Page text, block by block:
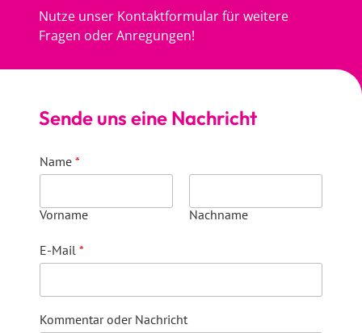
Nutze unser Kontaktformular für weitere
Fragen oder Anregungen!
Sende uns eine Nachricht
Name *
Vorname Nachname
E-Mail *
Kommentar oder Nachricht